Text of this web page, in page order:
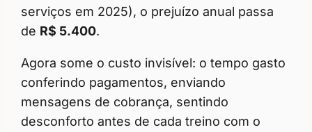
serviços em 2025), o prejuízo anual passa
de R$ 5.400.
Agora some o custo invisível: o tempo gasto
conferindo pagamentos, enviando
mensagens de cobrança, sentindo
desconforto antes de cada treino com o